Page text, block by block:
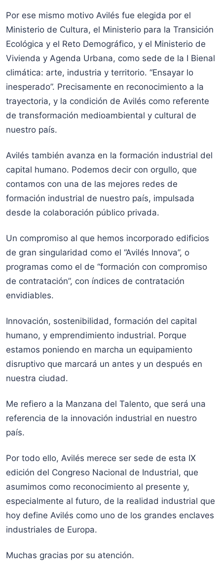
Por ese mismo motivo Avilés fue elegida por el
Ministerio de Cultura, el Ministerio para la Transición
Ecológica y el Reto Demográfico, y el Ministerio de
Vivienda y Agenda Urbana, como sede de la I Bienal
climática: arte, industria y territorio. “Ensayar lo
inesperado”. Precisamente en reconocimiento a la
trayectoria, y la condición de Avilés como referente
de transformación medioambiental y cultural de
nuestro país.
Avilés también avanza en la formación industrial del
capital humano. Podemos decir con orgullo, que
contamos con una de las mejores redes de
formación industrial de nuestro país, impulsada
desde la colaboración público privada.
Un compromiso al que hemos incorporado edificios
de gran singularidad como el “Avilés Innova”, o
programas como el de “formación con compromiso
de contratación”, con índices de contratación
envidiables.
Innovación, sostenibilidad, formación del capital
humano, y emprendimiento industrial. Porque
estamos poniendo en marcha un equipamiento
disruptivo que marcará un antes y un después en
nuestra ciudad.
Me refiero a la Manzana del Talento, que será una
referencia de la innovación industrial en nuestro
país.
Por todo ello, Avilés merece ser sede de esta IX
edición del Congreso Nacional de Industrial, que
asumimos como reconocimiento al presente y,
especialmente al futuro, de la realidad industrial que
hoy define Avilés como uno de los grandes enclaves
industriales de Europa.
Muchas gracias por su atención.